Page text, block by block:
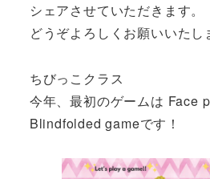
シェアさせていただきます。
どうぞよろしくお願いいたし
ちびっこクラス
今年、最初のゲームは Face
Blindfolded gameです！